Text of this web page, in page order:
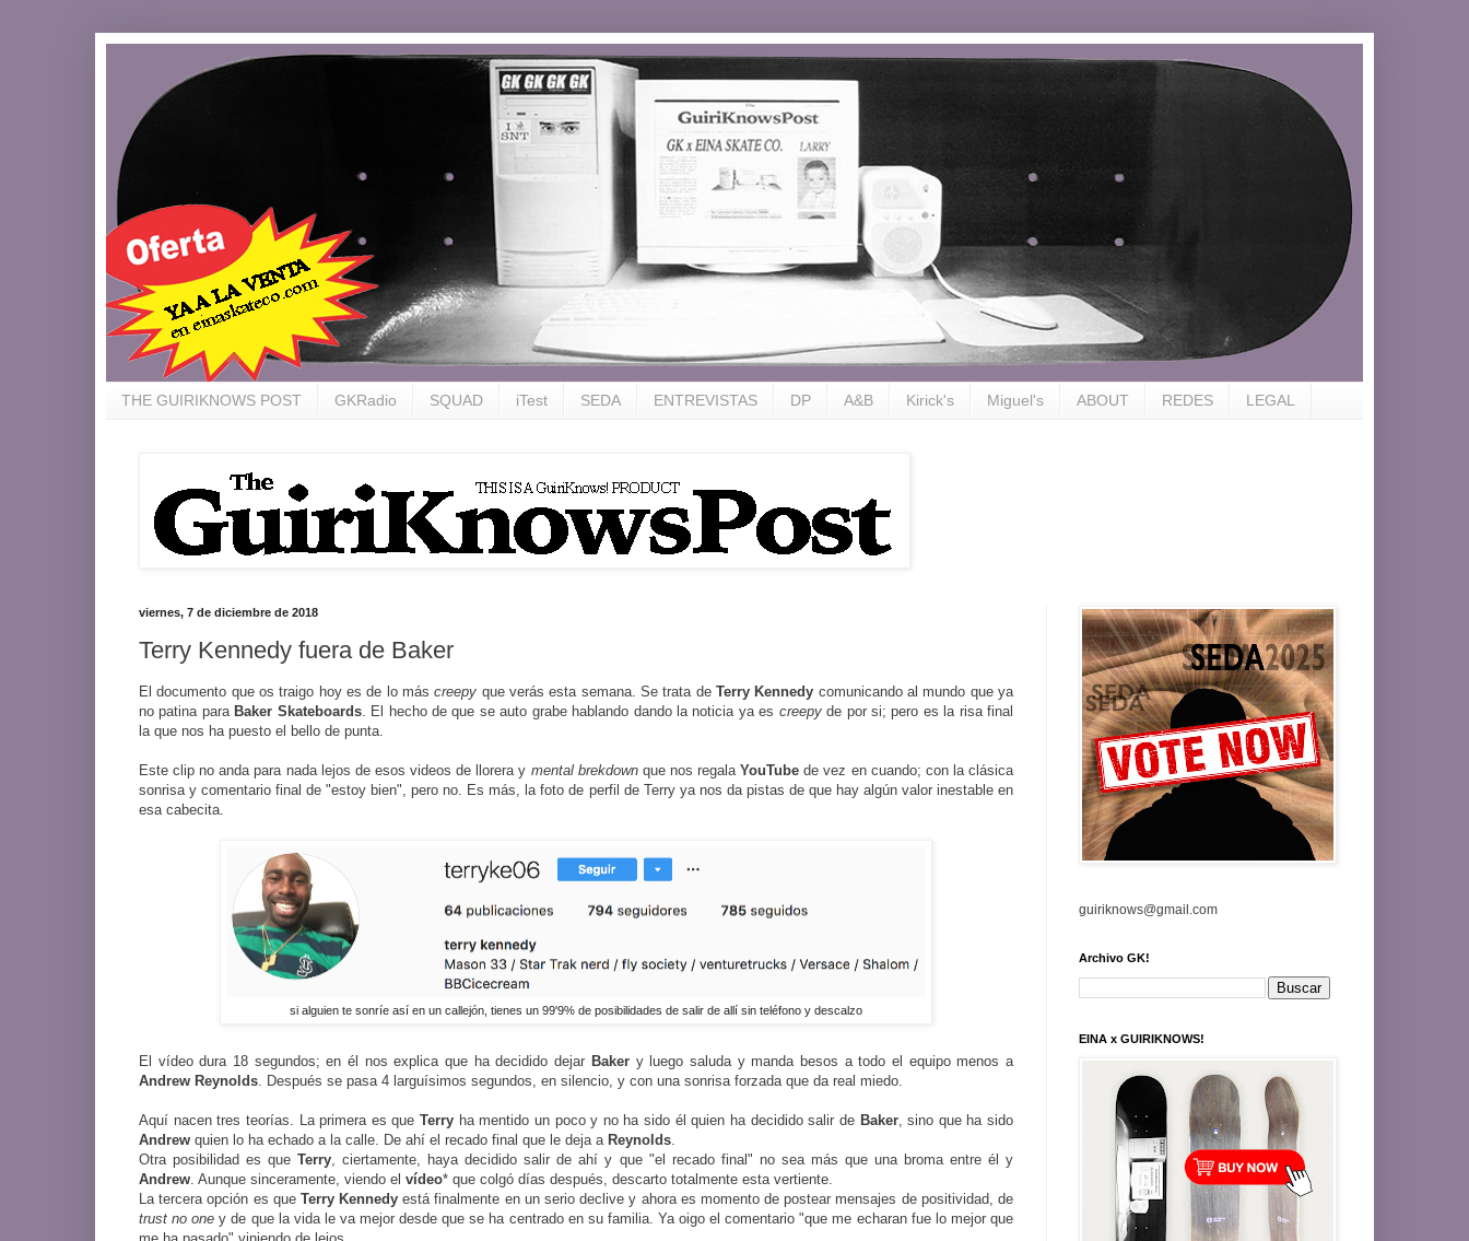
THE GUIRIKNOWS POST GKRadio SQUAD iTest SEDA ENTREVISTAS DP A&B Kirick's Miguel's ABOUT REDES LEGAL
viernes, 7 de diciembre de 2018
Terry Kennedy fuera de Baker
El documento que os traigo hoy es de lo máscreepy que verás esta semana. Se trata deTerry Kennedy comunicando al mundo que ya
no patina para Baker Skateboards. El hecho de que se auto grabe hablando dando la noticia ya es creepyde por si; pero es la risa final
la que nos ha puesto el bello de punta.
Este clip no anda para nada lejos de esos videos de llorera y mental brekdown que nos regalaYouTube de vez en cuando; con la clásica
sonrisa y comentario final de "estoy bien", pero no. Es más, la foto de perfil de Terry ya nos da pistas de que hay algún valor inestable en
esa cabecita.
si alguien te sonríe así en un callejón, tienes un 99'9% de posibilidades de salir de allí sin teléfono y descalzo
El vídeo dura 18 segundos; en él nos explica que ha decidido dejar Bakery luego saluda y manda besos a todo el equipo menos a
Andrew Reynolds. Después se pasa 4 larguísimos segundos, en silencio, y con una sonrisa forzada que da real miedo.
Aquí nacen tres teorías. La primera es queTerry ha mentido un poco y no ha sido él quien ha decidido salir de Baker, sino que ha sido
Andrew quien lo ha echado a la calle. De ahí el recado final que le deja a Reynolds.
Otra posibilidad es queTerry, ciertamente, haya decidido salir de ahí y que "el recado final" no sea más que una broma entre él y
Andrew. Aunque sinceramente, viendo el vídeo* que colgó días después, descarto totalmente esta vertiente.
La tercera opción es que Terry Kennedy está finalmente en un serio declive y ahora es momento de postear mensajes de positividad, de
trust no one y de que la vida le va mejor desde que se ha centrado en su familia. Ya oigo el comentario "que me echaran fue lo mejor que
guiriknows@gmail.com
Archivo GK!
EINA x GUIRIKNOWS!